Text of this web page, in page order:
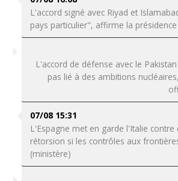
L'accord signé avec Riyad et
pays particulier", affirme la
L'accord de défense avec le
pas lié à des ambitions
07/08 15:31
L'Espagne met en garde l'Italie contre
rétorsion si les contrôles aux
(ministère)